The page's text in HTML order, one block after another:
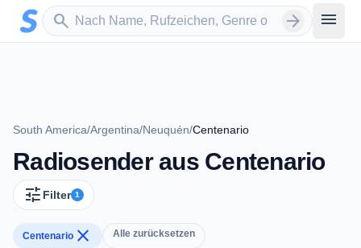
Zum Hauptinhalt springen
search
Sender suchen arrow_forward menu
South America/Argentina/Neuquén/Centenario
Radiosender aus Centenario
tune Filter 1
Centenario close Alle zurücksetzen